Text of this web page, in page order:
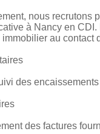
nous
à Nancy en
au contact
des encaissements
des factures